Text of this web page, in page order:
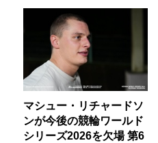
マシュー・リチャードソ
ンが今後の競輪ワールド
シリーズ2026を欠場 第6